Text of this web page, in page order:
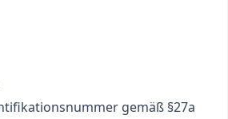
gemäß §27a